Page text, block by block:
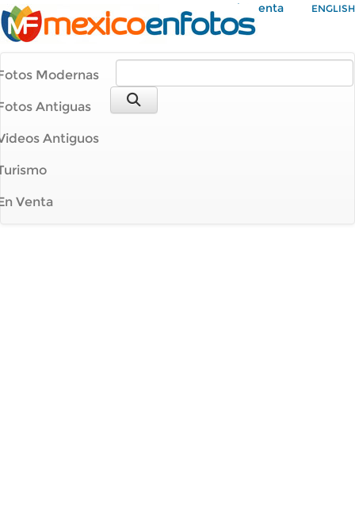
Mi Cuenta ENGLISH
Modernas
Antiguas
Antiguos
Venta